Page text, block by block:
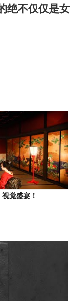
绝不仅仅是女
觉盛宴！